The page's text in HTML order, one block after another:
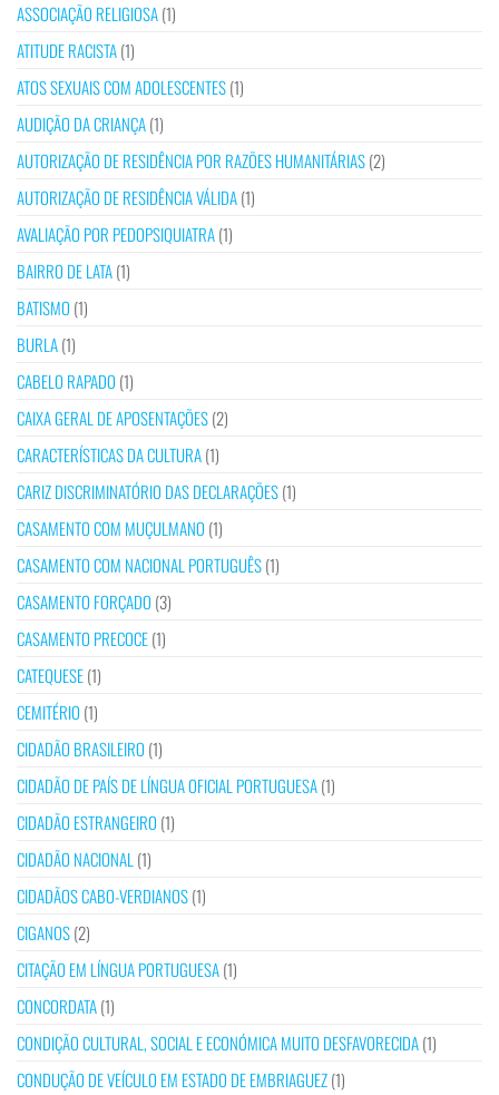
ASSOCIAÇÃO RELIGIOSA(1)
ATITUDE RACISTA(1)
ATOS SEXUAIS COM ADOLESCENTES(1)
AUDIÇÃO DA CRIANÇA(1)
AUTORIZAÇÃO DE RESIDÊNCIA POR RAZÕES HUMANITÁRIAS(2)
AUTORIZAÇÃO DE RESIDÊNCIA VÁLIDA(1)
AVALIAÇÃO POR PEDOPSIQUIATRA(1)
BAIRRO DE LATA(1)
BATISMO (1)
BURLA(1)
CABELO RAPADO (1)
CAIXA GERAL DE APOSENTAÇÕES(2)
CARACTERÍSTICAS DA CULTURA(1)
CARIZ DISCRIMINATÓRIO DAS DECLARAÇÕES(1)
CASAMENTO COM MUÇULMANO (1)
CASAMENTO COM NACIONAL PORTUGUÊS(1)
CASAMENTO FORÇADO (3)
CASAMENTO PRECOCE(1)
CATEQUESE(1)
CEMITÉRIO (1)
CIDADÃO BRASILEIRO (1)
CIDADÃO DE PAÍS DE LÍNGUA OFICIAL PORTUGUESA(1)
CIDADÃO ESTRANGEIRO (1)
CIDADÃO NACIONAL (1)
CIDADÃOS CABO-VERDIANOS(1)
CIGANOS(2)
CITAÇÃO EM LÍNGUA PORTUGUESA(1)
CONCORDATA(1)
CONDIÇÃO CULTURAL, SOCIAL E ECONÓMICA MUITO DESFAVORECIDA(1)
CONDUÇÃO DE VEÍCULO EM ESTADO DE EMBRIAGUEZ(1)